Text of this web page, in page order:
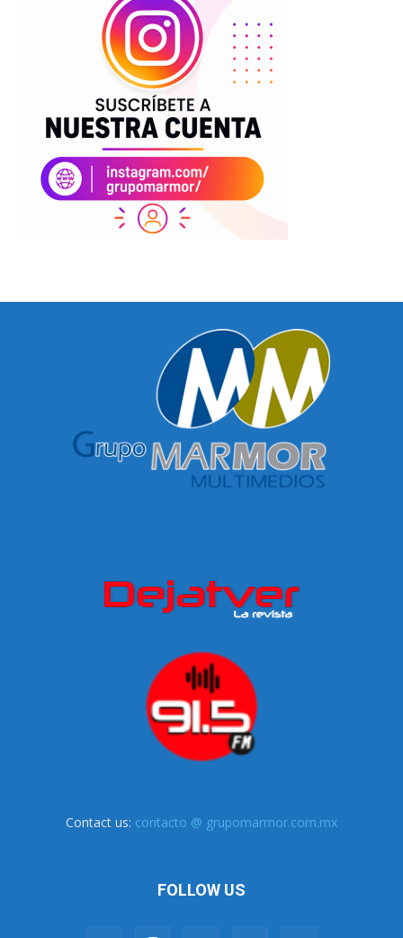
Contact us: contacto @ grupomarmor.com.mx
FOLLOW US